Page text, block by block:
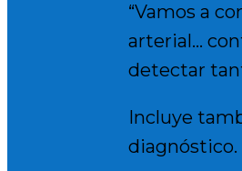
“Vamos a
arterial…
detectar
Incluye
diagnóstico.